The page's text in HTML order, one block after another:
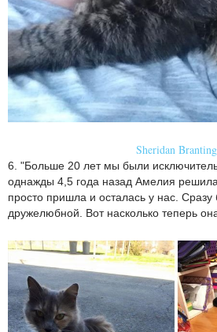
Sheridan Branting
6. "Больше 20 лет мы были
однажды 4,5 года назад Амелия
просто пришла и осталась у нас.
дружелюбной. Вот насколько теперь